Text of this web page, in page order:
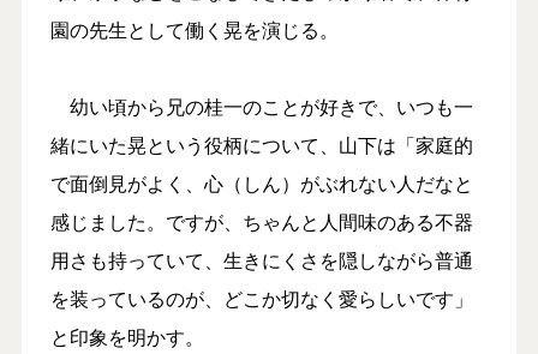
園の先生として働く晃を演じる。
幼い頃から兄の桂一のことが好きで、いつも一
緒にいた晃という役柄について、山下は「家庭的
で面倒見がよく、心（しん）がぶれない人だなと
感じました。ですが、ちゃんと人間味のある不器
用さも持っていて、生きにくさを隠しながら普通
を装っているのが、どこか切なく愛らしいです」
と印象を明かす。